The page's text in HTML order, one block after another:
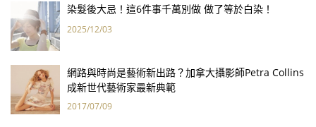
染髮後大忌！這6件事千萬別做 做了等於白染！
2025/12/03
網路與時尚是藝術新出路？加拿大攝影師Petra Collins
成新世代藝術家最新典範
2017/07/09